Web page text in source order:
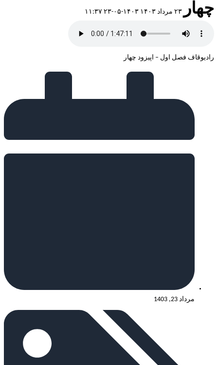
چهار
۲۳ مرداد ۱۴۰۳ ۱۴۰۳-۰۵-۲۳ ۱۱:۳۷
رادیوقاف فصل اول – اپیزود چهار
مرداد 23, 1403